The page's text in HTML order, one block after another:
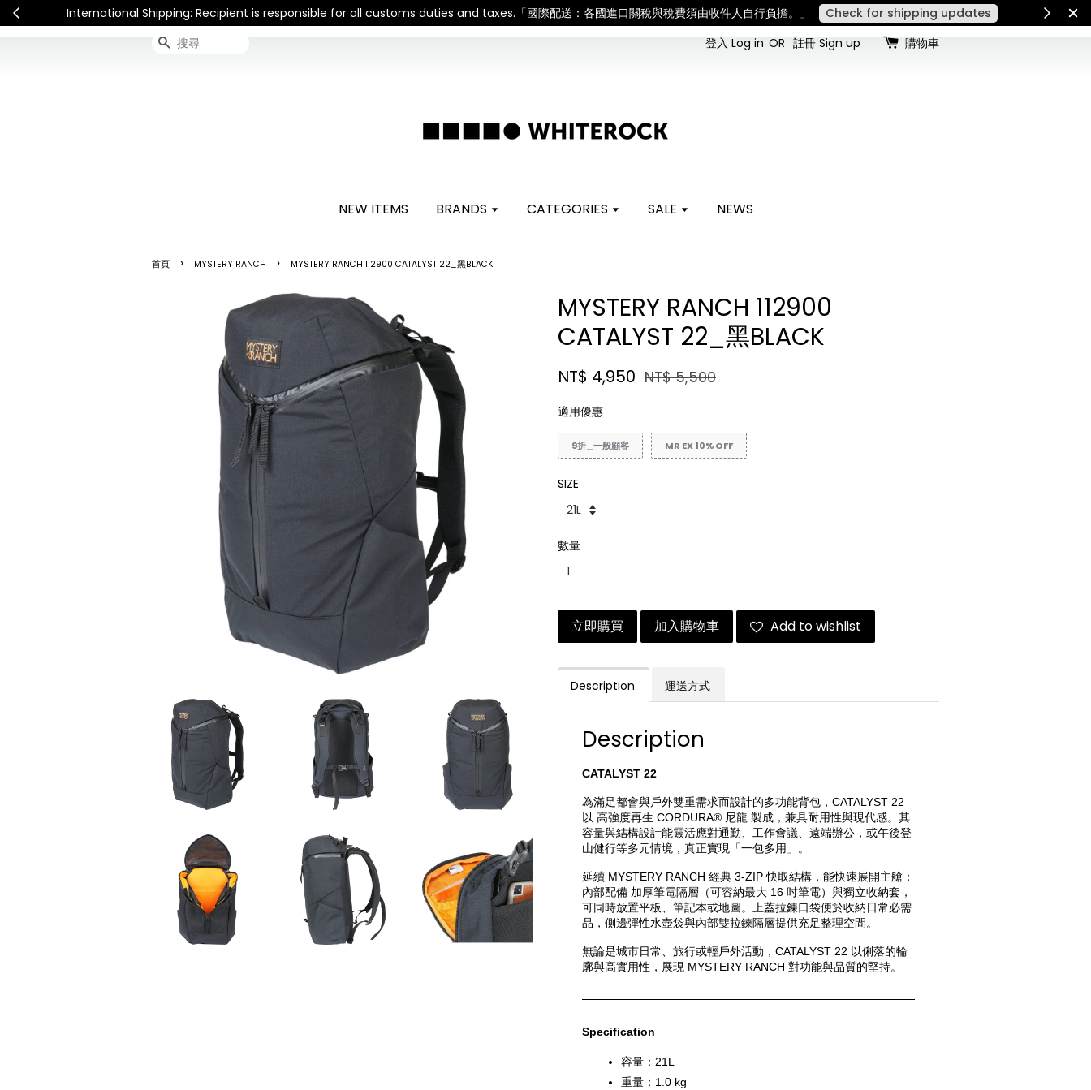
International Shipping: Recipient is responsible for all customs duties and taxes.「國際配送：各國進口關稅與稅費須由收件人自行負擔。」 Check for shipping updates
搜尋 登入 Log in OR 註冊 Sign up 購物車
NEW ITEMS BRANDS CATEGORIES SALE NEWS
首頁 › MYSTERY RANCH › MYSTERY RANCH 112900 CATALYST 22_黑BLACK
MYSTERY RANCH 112900
CATALYST 22_黑BLACK
NT$ 4,950 NT$ 5,500
適用優惠
9折_一般顧客 MR EX 10% OFF
SIZE
數量
立即購買 加入購物車 Add to wishlist
Description 運送方式
Description
CATALYST 22
為滿足都會與戶外雙重需求而設計的多功能背包，CATALYST 22
以 高強度再生 CORDURA® 尼龍 製成，兼具耐用性與現代感。其
容量與結構設計能靈活應對通勤、工作會議、遠端辦公，或午後登
山健行等多元情境，真正實現「一包多用」。
延續 MYSTERY RANCH 經典 3-ZIP 快取結構，能快速展開主艙；
內部配備 加厚筆電隔層（可容納最大 16 吋筆電）與獨立收納套，
可同時放置平板、筆記本或地圖。上蓋拉鍊口袋便於收納日常必需
品，側邊彈性水壺袋與內部雙拉鍊隔層提供充足整理空間。
無論是城市日常、旅行或輕戶外活動，CATALYST 22 以俐落的輪
廓與高實用性，展現 MYSTERY RANCH 對功能與品質的堅持。
Specification
容量：21L
重量：1.0 kg